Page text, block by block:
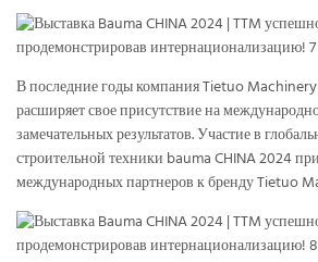
В последние годы компания Tietuo Machinery
расширяет свое присутствие на
замечательных результатов. Участие в
строительной техники bauma CHINA 2024
международных партнеров к бренду Tietuo